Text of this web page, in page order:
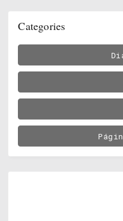
Categories